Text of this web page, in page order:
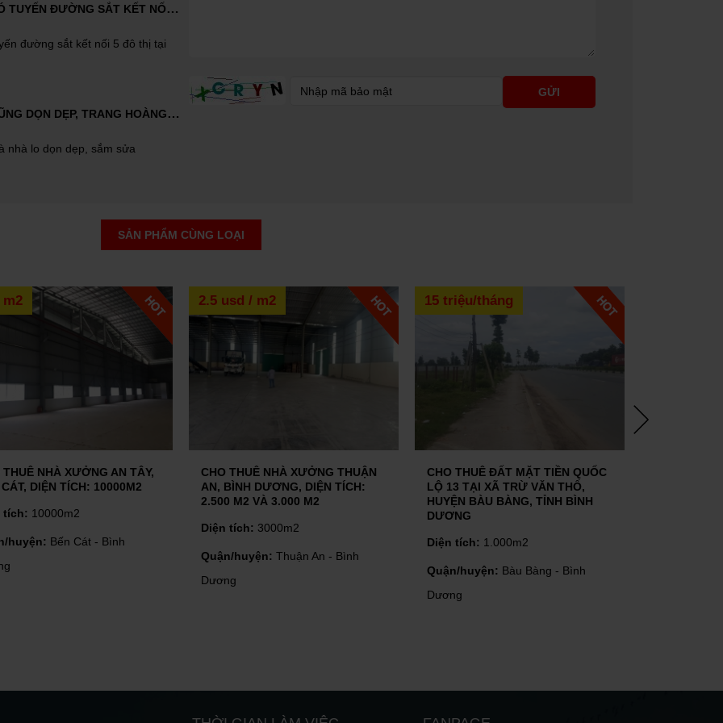
BÌNH DƯƠNG SẼ CÓ TUYẾN ĐƯỜNG SẮT KẾT NỐI 5 ĐÔ THỊ TẠI BÌNH DƯƠNG
đường sắt kết nối 5 đô thị tại
VÌ SAO NHÀ NÀO CŨNG DỌN DẸP, TRANG HOÀNG NGÀY TẾT?
nhà lo dọn dẹp, sắm sửa
NÊN BÁN NHÀ CÓ TRANG BỊ NỘI THẤT HAY NHÀ TRỐNG
bị nội thất hay nhà trống là băn
ĐỘNG SẢN
chiến lược khác mà các nhà
như thế nào? Ra sao?
tư, Bình Phước có nhiều tiềm
SẢN PHẨM CÙNG LOẠI
m2
THUÊ NHÀ XƯỞNG AN TÂY,
DIỆN TÍCH: 10000M2
tích: 10000m2
huyện: Bến Cát - Bình
2.5 usd / m2
CHO THUÊ NHÀ XƯỞNG THUẬN
AN, BÌNH DƯƠNG, DIỆN TÍCH:
2.500 M2 VÀ 3.000 M2
Diện tích: 3000m2
Quận/huyện: Thuận An - Bình
Dương
15 triệu/tháng
CHO THUÊ ĐẤT MẶT TIỀN QUỐC
LỘ 13 TẠI XÃ TRỪ VĂN THỐ,
HUYỆN BÀU BÀNG, TỈNH BÌNH
DƯƠNG
Diện tích: 1.000m2
Quận/huyện: Bàu Bàng - Bình
Dương